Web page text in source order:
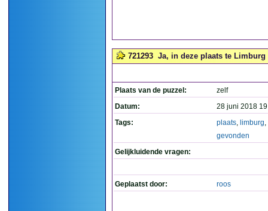
721293 Ja, in deze plaats te
Plaats van de puzzel:
zelf
Datum:
28 juni 2018
Tags:
plaats, limburg,
gevonden
Gelijkluidende vragen:
Geplaatst door: roos